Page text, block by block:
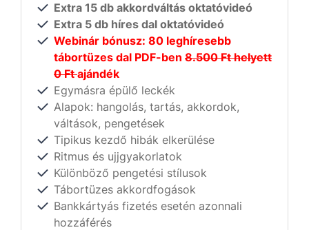
Extra 15 db akkordváltás oktatóvideó
Extra 5 db híres dal oktatóvideó
Webinár bónusz: 80 leghíresebb
tábortüzes dal PDF-ben 8.500 Ft helyett
0 Ftajándék
Egymásra épülő leckék
Alapok: hangolás, tartás, akkordok,
váltások, pengetések
Tipikus kezdő hibák elkerülése
Ritmus és ujjgyakorlatok
Különböző pengetési stílusok
Tábortüzes akkordfogások
Bankkártyás fizetés esetén azonnali
hozzáférés